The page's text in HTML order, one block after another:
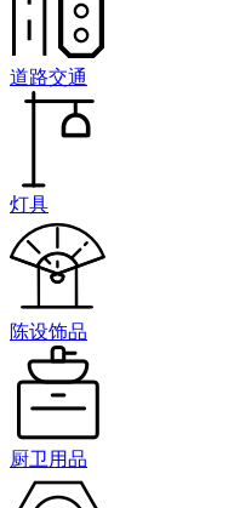
道路交通
灯具
陈设饰品
厨卫用品